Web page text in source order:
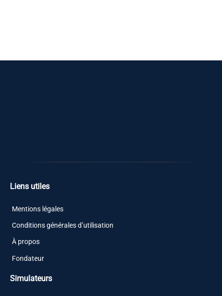
Liens utiles
Mentions légales
Conditions générales d’utilisation
À propos
Fondateur
Simulateurs